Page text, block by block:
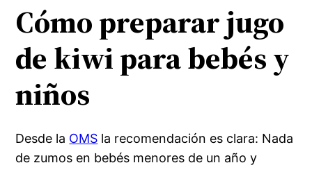
Cómo preparar jugo
de kiwi para bebés y
niños
Desde la OMS la recomendación es clara: Nada
de zumos en bebés menores de un año y